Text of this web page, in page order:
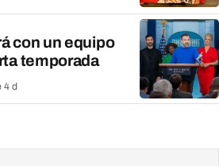
con un equipo
temporada
4 d